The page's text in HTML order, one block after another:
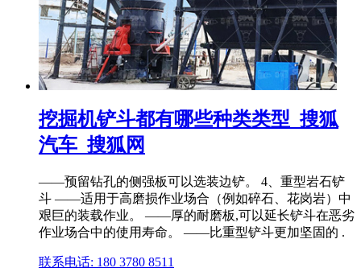
挖掘机铲斗都有哪些种类类型_搜狐
汽车_搜狐网
——预留钻孔的侧强板可以选装边铲。 4、重型岩石铲
斗 ——适用于高磨损作业场合（例如碎石、花岗岩）中
艰巨的装载作业。 ——厚的耐磨板,可以延长铲斗在恶劣
作业场合中的使用寿命。 ——比重型铲斗更加坚固的 .
联系电话: 180 3780 8511